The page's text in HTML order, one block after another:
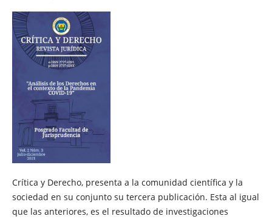
Crítica y Derecho, presenta a la comunidad científica y la
sociedad en su conjunto su tercera publicación. Esta al igual
que las anteriores, es el resultado de investigaciones